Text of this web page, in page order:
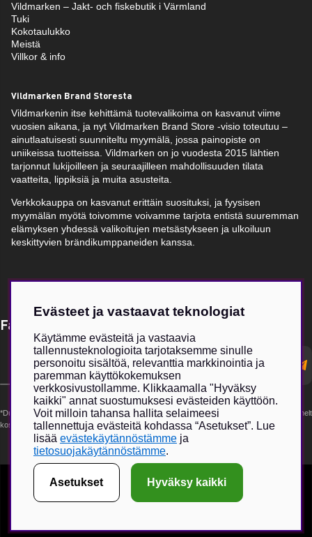
Vildmarken – Jakt- och fiskebutik i Värmland
Tuki
Kokotaulukko
Meistä
Villkor & info
Vildmarken Brand Storesta
Vildmarkenin itse kehittämä tuotevalikoima on kasvanut viime
vuosien aikana, ja nyt Vildmarken Brand Store -visio toteutuu –
ainutlaatuisesti suunniteltu myymälä, jossa painopiste on
uniikeissa tuotteissa. Vildmarken on jo vuodesta 2015 lähtien
tarjonnut lukijoilleen ja seuraajilleen mahdollisuuden tilata
vaatteita, lippiksiä ja muita asusteita.
Verkkokauppa on kasvanut erittäin suosituksi, ja fyysisen
myymälän myötä toivomme voivamme tarjota entistä suuremman
elämyksen yhdessä valikoitujen metsästykseen ja ulkoiluun
keskittyvien brändikumppaneiden kanssa.
Få Magasin Vildmarken direkt till din e-post!*
postadress
*Du kan även få erbjudanden och nyheter från samarbetspartners. Din prenumeration är helt
kostnadsfri och kan avslutas när som helst.
Evästeet ja vastaavat teknologiat
Käytämme evästeitä ja vastaavia
tallennusteknologioita tarjotaksemme sinulle
personoitu sisältöä, relevanttia markkinointia ja
paremman käyttökokemuksen
verkkosivustollamme. Klikkaamalla "Hyväksy
kaikki" annat suostumuksesi evästeiden käyttöön.
Voit milloin tahansa hallita selaimeesi
tallennettuja evästeitä kohdassa “Asetukset”. Lue
lisää evästekäytännöstämme ja
tietosuojakäytännöstämme.
Asetukset Hyväksy kaikki